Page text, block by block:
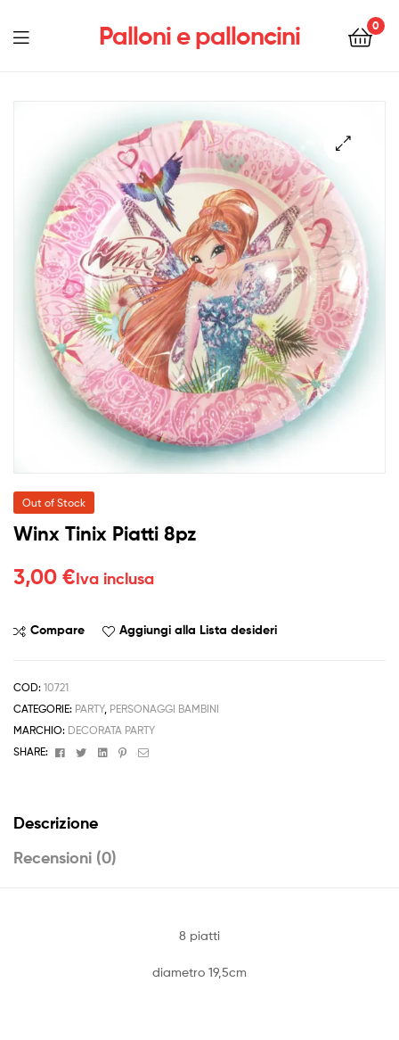
Palloni e palloncini 0
Menu
Out of Stock
Winx Tinix Piatti 8pz
3,00 €Iva inclusa
Compare Aggiungi alla Lista desideri
COD: 10721
CATEGORIE: PARTY, PERSONAGGI BAMBINI
MARCHIO: DECORATA PARTY
SHARE:
FacebookTwitterLinkedinPinterest
Email
Descrizione
Recensioni (0)
8 piatti
diametro 19,5cm